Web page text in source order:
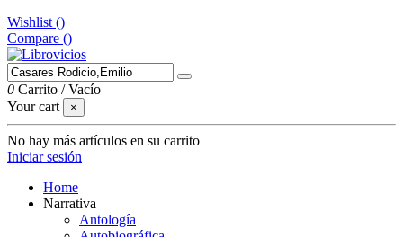
Wishlist ()
Compare ()
0 Carrito /Vacío
Your cart
×
No hay más artículos en su carrito
Iniciar sesión
Home
Narrativa
Antología